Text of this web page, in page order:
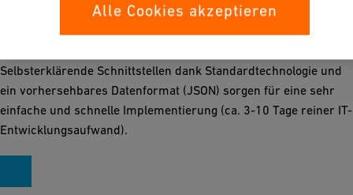
Schnelle & einfache Implementierung
Selbsterklärende Schnittstellen dank Standardtechnologie und
ein vorhersehbares Datenformat (JSON) sorgen für eine sehr
einfache und schnelle Implementierung (ca. 3-10 Tage reiner IT-
Entwicklungsaufwand).
Alle Cookies akzeptieren